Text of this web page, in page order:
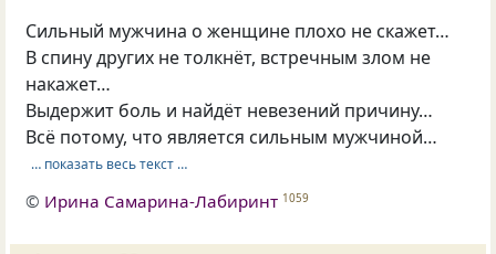
Сильный мужчина о женщине плохо не скажет…
В спину других не толкнёт, встречным злом не
накажет…
Выдержит боль и найдёт невезений причину…
Всё потому, что является сильным мужчиной…
… показать весь текст …
© Ирина Самарина-Лабиринт 1059